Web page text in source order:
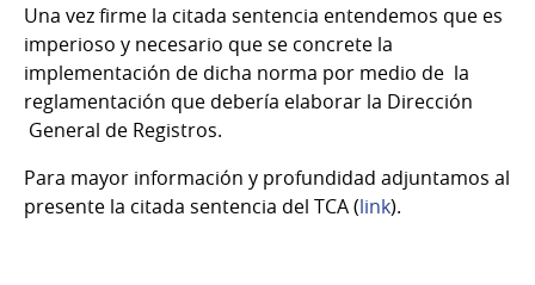
Una vez firme la citada sentencia entendemos que es
imperioso y necesario que se concrete la
implementación de dicha norma por medio de la
reglamentación que debería elaborar la Dirección
General de Registros.
Para mayor información y profundidad adjuntamos al
presente la citada sentencia del TCA (link).